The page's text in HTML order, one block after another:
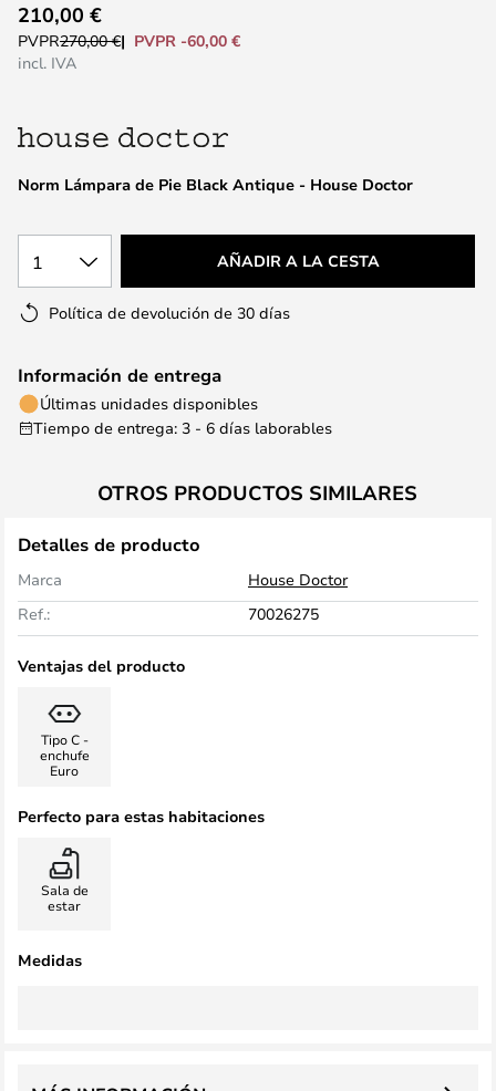
comienzo
galería
imágenes
Norm Lámpara de Pie Black Antique - House Doctor
210,00 €
PVPR270,00 €
PVPR -60,00 €
incl. IVA
1 AÑADIR A LA CESTA
Política de devolución de 30 días
Información de entrega
Últimas unidades disponibles
Tiempo de entrega: 3 - 6 días laborables
OTROS PRODUCTOS SIMILARES
Detalles de producto
Marca
House Doctor
Ref.:
70026275
Ventajas del producto
Tipo C -
enchufe
Euro
Perfecto para estas habitaciones
Sala de
estar
Medidas